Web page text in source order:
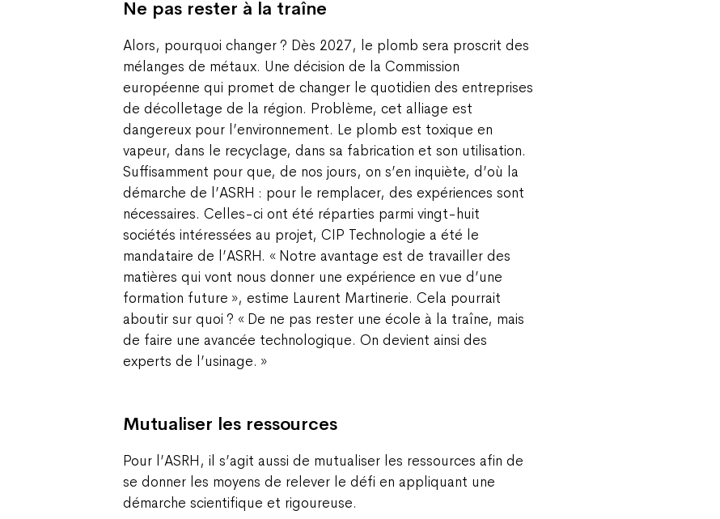
Ne pas rester à la traîne
Alors, pourquoi changer ? Dès 2027, le plomb sera proscrit des
mélanges de métaux. Une décision de la Commission
européenne qui promet de changer le quotidien des entreprises
de décolletage de la région. Problème, cet alliage est
dangereux pour l’environnement. Le plomb est toxique en
vapeur, dans le recyclage, dans sa fabrication et son utilisation.
Suffisamment pour que, de nos jours, on s’en inquiète, d’où la
démarche de l’ASRH : pour le remplacer, des expériences sont
nécessaires. Celles-ci ont été réparties parmi vingt-huit
sociétés intéressées au projet, CIP Technologie a été le
mandataire de l’ASRH. « Notre avantage est de travailler des
matières qui vont nous donner une expérience en vue d’une
formation future », estime Laurent Martinerie. Cela pourrait
aboutir sur quoi ? « De ne pas rester une école à la traîne, mais
de faire une avancée technologique. On devient ainsi des
experts de l’usinage. »
Mutualiser les ressources
Pour l’ASRH, il s’agit aussi de mutualiser les ressources afin de
se donner les moyens de relever le défi en appliquant une
démarche scientifique et rigoureuse.